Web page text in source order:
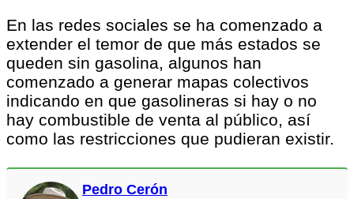
En las redes sociales se ha comenzado a
extender el temor de que más estados se
queden sin gasolina, algunos han
comenzado a generar mapas colectivos
indicando en que gasolineras si hay o no
hay combustible de venta al público, así
como las restricciones que pudieran existir.
Pedro Cerón